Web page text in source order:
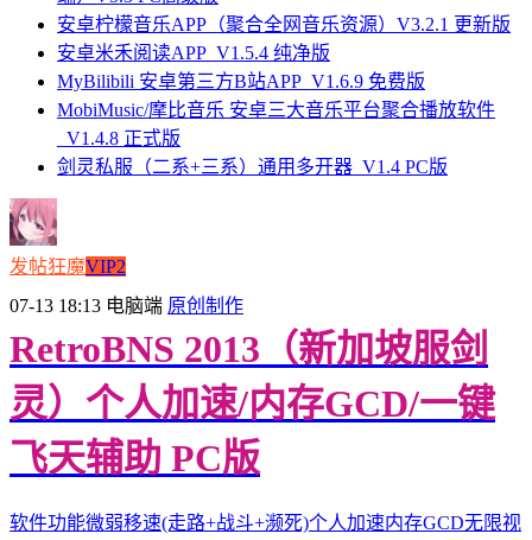
安卓柠檬音乐APP（聚合全网音乐资源）V3.2.1 更新版
安卓米禾阅读APP_V1.5.4 纯净版
MyBilibili 安卓第三方B站APP_V1.6.9 免费版
MobiMusic/摩比音乐 安卓三大音乐平台聚合播放软件
_V1.4.8 正式版
剑灵私服（二系+三系）通用多开器_V1.4 PC版
发帖狂魔VIP2
07-13 18:13 电脑端 原创制作
RetroBNS 2013（新加坡服剑
灵）个人加速/内存GCD/一键
飞天辅助 PC版
软件功能微弱移速(走路+战斗+濒死)个人加速内存GCD无限视